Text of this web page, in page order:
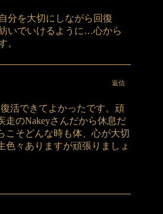
分を大切にしながら回復
いでいけるように…心から
。
返信
活できてよかったです。頑
走のNakeyさんだから休息だ
こそどんな時も体、心が大切
々ありますが頑張りましょ